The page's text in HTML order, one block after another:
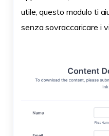
utile, questo modulo ti
senza sovraccaricare i